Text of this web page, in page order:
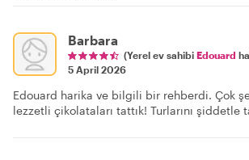
Barbara
(Yerel ev sahibi Edouard
5 April 2026
Edouard harika ve bilgili bir rehberdi. Çok
lezzetli çikolataları tattık! Turlarını şiddetle